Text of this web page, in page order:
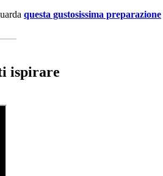
questa gustosissima preparazione
ispirare